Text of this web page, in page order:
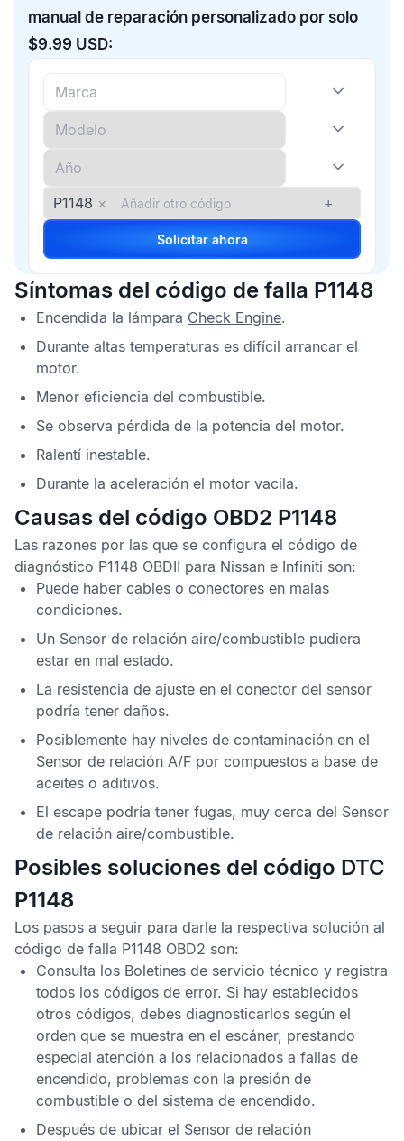
manual de reparación personalizado por solo
$9.99 USD:
P1148 × +
Solicitar ahora
Síntomas del código de falla P1148
Encendida la lámpara Check Engine.
Durante altas temperaturas es difícil arrancar el
motor.
Menor eficiencia del combustible.
Se observa pérdida de la potencia del motor.
Ralentí inestable.
Durante la aceleración el motor vacila.
Causas del código OBD2 P1148
Las razones por las que se configura el código de
diagnóstico P1148 OBDII para Nissan e Infiniti son:
Puede haber cables o conectores en malas
condiciones.
Un Sensor de relación aire/combustible pudiera
estar en mal estado.
La resistencia de ajuste en el conector del sensor
podría tener daños.
Posiblemente hay niveles de contaminación en el
Sensor de relación A/F por compuestos a base de
aceites o aditivos.
El escape podría tener fugas, muy cerca del Sensor
de relación aire/combustible.
Posibles soluciones del código DTC
P1148
Los pasos a seguir para darle la respectiva solución al
código de falla P1148 OBD2 son:
Consulta los Boletines de servicio técnico y registra
todos los códigos de error. Si hay establecidos
otros códigos, debes diagnosticarlos según el
orden que se muestra en el escáner, prestando
especial atención a los relacionados a fallas de
encendido, problemas con la presión de
combustible o del sistema de encendido.
Después de ubicar el Sensor de relación